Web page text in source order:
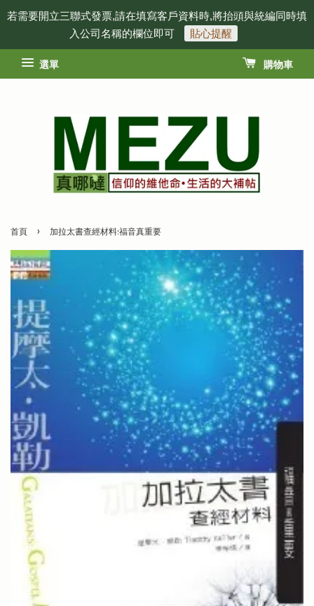
若需要開立三聯式發票,請在填寫客戶資料時,將抬頭與統編同時填
入公司名稱的欄位即可
貼心提醒
選單 購物車
首頁 › 加拉太書查經材料:福音真重要